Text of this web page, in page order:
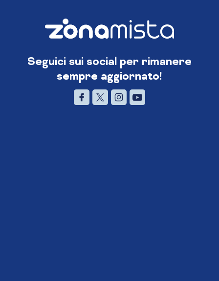
Seguici sui social per rimanere
sempre aggiornato!